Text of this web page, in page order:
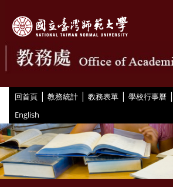
回首頁 | 教務統計 | 教務表單 | 學校行事曆 |
English